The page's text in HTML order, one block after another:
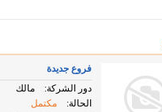
فروع جديدة
دور الشركة:
مالك
الحالة:
مكتمل